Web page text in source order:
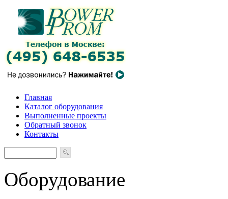
Главная
Каталог оборудования
Выполненные проекты
Обратный звонок
Контакты
Оборудование